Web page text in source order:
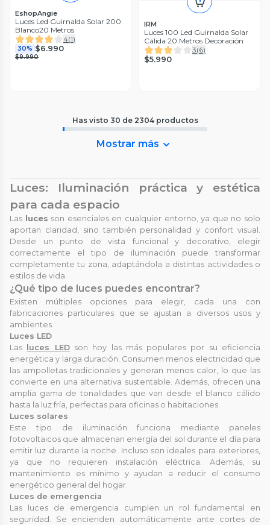
EshopAngie
Luces Led Guirnalda Solar 200
Blanco20 Metros
4(1)
30% $6.990
$9.990
IRM
Luces 100 Led Guirnalda Solar
Cálida 20 Metros Decoración
3(6)
$5.990
Has visto 30 de 2304 productos
Mostrar más
Luces: Iluminación práctica y estética
para cada espacio
Las luces son esenciales en cualquier entorno, ya que no solo
aportan claridad, sino también personalidad y confort visual.
Desde un punto de vista funcional y decorativo, elegir
correctamente el tipo de iluminación puede transformar
completamente tu zona, adaptándola a distintas actividades o
estilos de vida.
¿Qué tipo de luces puedes encontrar?
Existen múltiples opciones para elegir, cada una con
fabricaciones particulares que se ajustan a diversos usos y
ambientes.
Luces LED
Las
luces LEDson hoy las más populares por su eficiencia
energética y larga duración. Consumen menos electricidad que
las ampolletas tradicionales y generan menos calor, lo que las
convierte en una alternativa sustentable. Además, ofrecen una
amplia gama de tonalidades que van desde el blanco cálido
hasta la luz fría, perfectas para oficinas o habitaciones.
Luces solares
Este tipo de iluminación funciona mediante paneles
fotovoltaicos que almacenan energía del sol durante el día para
emitir luz durante la noche. Incluso son ideales para exteriores,
ya que no requieren instalación eléctrica. Además, su
mantenimiento es mínimo y ayudan a reducir el consumo
energético general del hogar.
Luces de emergencia
Las luces de emergencia cumplen un rol fundamental en
seguridad. Se encienden automáticamente ante cortes de